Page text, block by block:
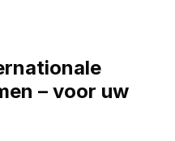
– voor uw